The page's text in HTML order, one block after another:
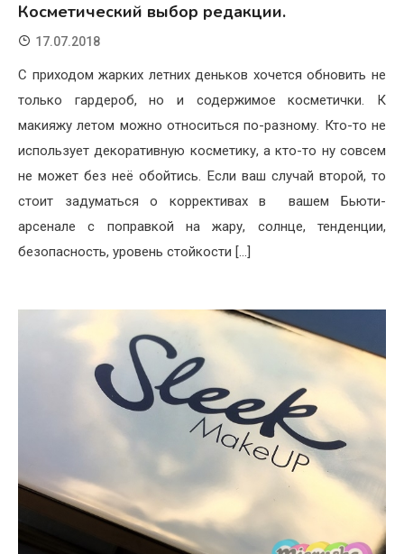
Косметический выбор редакции.
17.07.2018
С приходом жарких летних деньков хочется обновить не
только гардероб, но и содержимое косметички. К
макияжу летом можно относиться по-разному. Кто-то не
использует декоративную косметику, а кто-то ну совсем
не может без неё обойтись. Если ваш случай второй, то
стоит задуматься о коррективах в вашем Бьюти-
арсенале с поправкой на жару, солнце, тенденции,
безопасность, уровень стойкости […]